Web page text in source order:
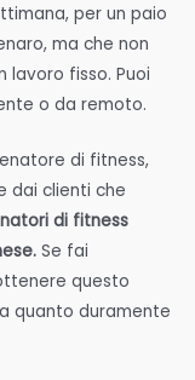
per un paio
ma che non
lavoro fisso. Puoi
o da remoto.
di fitness,
dai clienti che
di fitness
Se fai
questo
quanto duramente